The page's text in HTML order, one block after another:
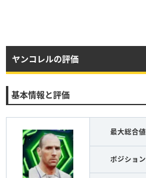
ヤンコレルの評価
基本情報と評価
最大総合値
ポジション